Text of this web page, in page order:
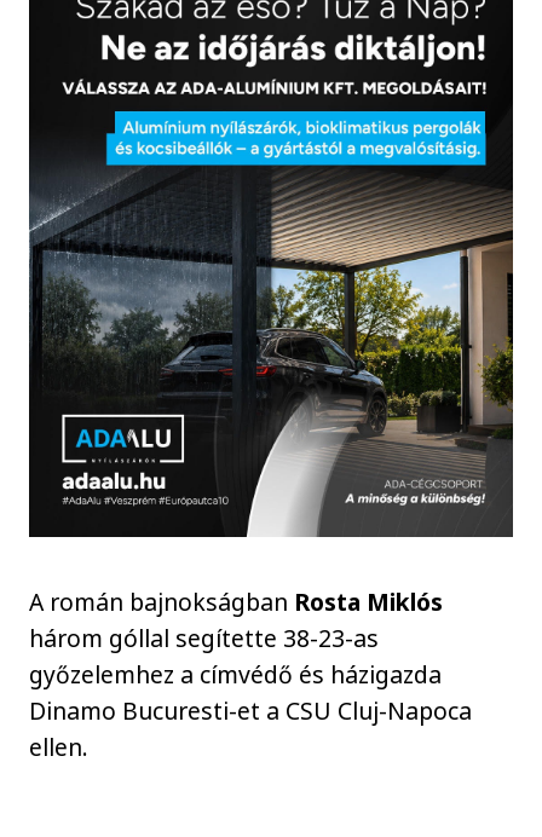
A román bajnokságban Rosta Miklós
három góllal segítette 38-23-as
győzelemhez a címvédő és házigazda
Dinamo Bucuresti-et a CSU Cluj-Napoca
ellen.